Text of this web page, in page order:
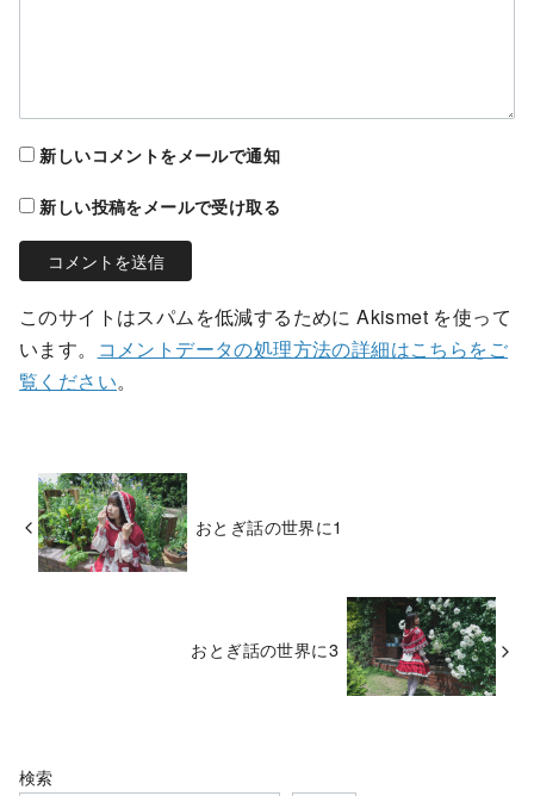
新しいコメントをメールで通知
新しい投稿をメールで受け取る
このサイトはスパムを低減するために Akismet を使って
います。
コメントデータの処理方法の詳細はこちらをご
覧ください。
おとぎ話の世界に1
おとぎ話の世界に3
検索